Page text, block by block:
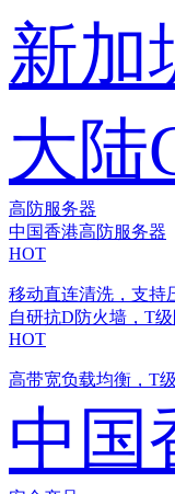
新加
大陆
高防服务器
中国香港高防服务器
HOT
移动直连清洗，支持
自研抗D防火墙，T
HOT
高带宽负载均衡，T
中国